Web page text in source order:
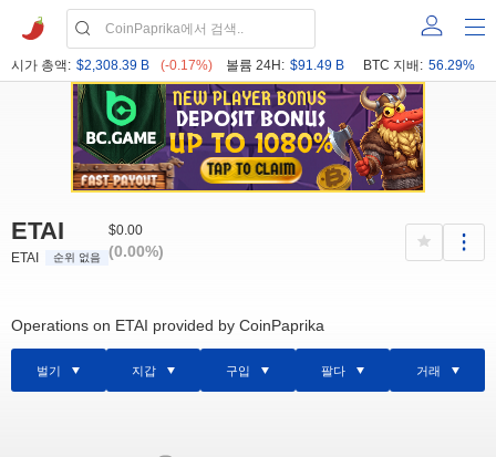
시가 총액: $2,308.39 B (-0.17%) 볼륨 24H: $91.49 B BTC 지배: 56.29%
ETAI
ETAI 순위 없음
$0.00
(0.00%)
Operations on ETAI provided by CoinPaprika
벌기 지갑 구입 팔다 거래